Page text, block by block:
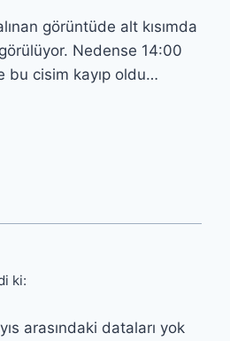
görüntüde alt kısımda
Nedense 14:00
bu cisim kayıp oldu…
ki:
arasındaki dataları yok